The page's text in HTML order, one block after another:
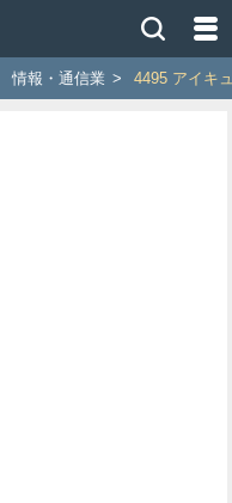
情報・通信業 > 4495 アイキ